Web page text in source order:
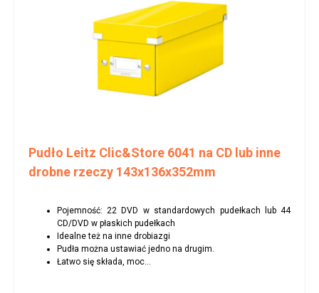
Pudło Leitz Clic&Store 6041 na CD lub inne
drobne rzeczy 143x136x352mm
Pojemność: 22 DVD w standardowych pudełkach lub 44
CD/DVD w płaskich pudełkach
Idealne też na inne drobiazgi
Pudła można ustawiać jedno na drugim.
Łatwo się składa, moc...